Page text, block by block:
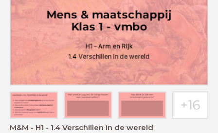
M&M - H1 - 1.4 Verschillen in de wereld